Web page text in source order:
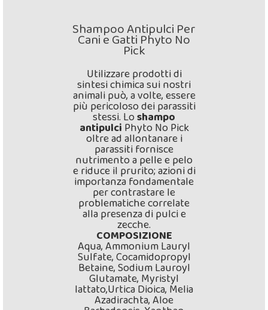
Shampoo Antipulci Per
Cani e Gatti Phyto No
Pick
Utilizzare prodotti di
sintesi chimica sui nostri
animali può, a volte, essere
più pericoloso dei parassiti
stessi. Loshampo
antipulci Phyto No Pick
oltre ad allontanare i
parassiti fornisce
nutrimento a pelle e pelo
e riduce il prurito; azioni di
importanza fondamentale
per contrastare le
problematiche correlate
alla presenza di pulci e
zecche.
COMPOSIZIONE
Aqua, Ammonium Lauryl
Sulfate, Cocamidopropyl
Betaine, Sodium Lauroyl
Glutamate, Myristyl
lattato,Urtica Dioica, Melia
Azadirachta, Aloe